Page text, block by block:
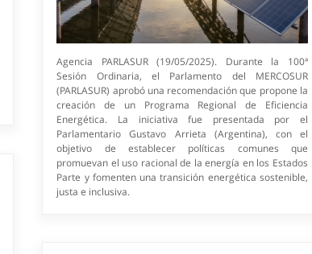
Agencia PARLASUR (19/05/2025). Durante la 100ª
Sesión Ordinaria, el Parlamento del MERCOSUR
(PARLASUR) aprobó una recomendación que propone la
creación de un Programa Regional de Eficiencia
Energética. La iniciativa fue presentada por el
Parlamentario Gustavo Arrieta (Argentina), con el
objetivo de establecer políticas comunes que
promuevan el uso racional de la energía en los Estados
Parte y fomenten una transición energética sostenible,
justa e inclusiva.